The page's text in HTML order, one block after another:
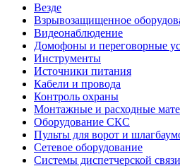
Везде
Взрывозащищенное
Видеонаблюдение
Домофоны и переговорные
Инструменты
Источники питания
Кабели и провода
Контроль охраны
Монтажные и расходные
Оборудование СКС
Пульты для ворот и
Сетевое оборудование
Системы диспетчерской